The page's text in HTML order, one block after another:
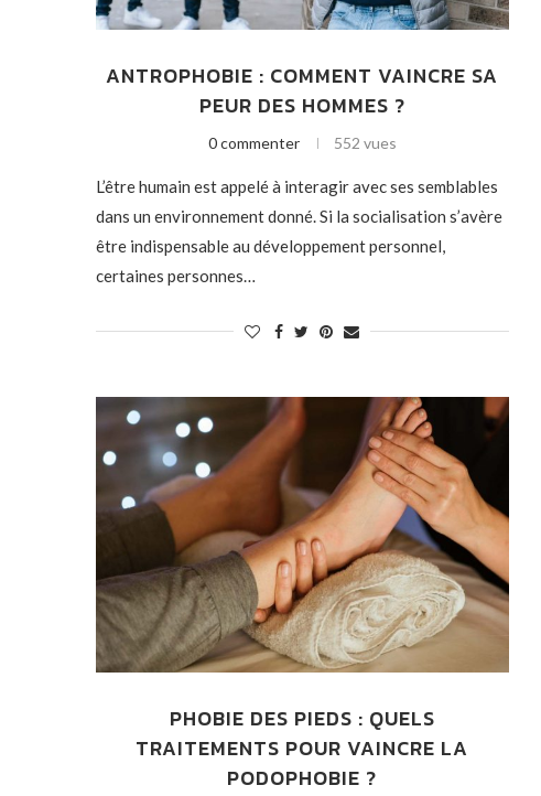
ANTROPHOBIE : COMMENT VAINCRE SA
PEUR DES HOMMES ?
0 commenter 552 vues
L’être humain est appelé à interagir avec ses semblables
dans un environnement donné. Si la socialisation s’avère
être indispensable au développement personnel,
certaines personnes…
PHOBIE DES PIEDS : QUELS
TRAITEMENTS POUR VAINCRE LA
PODOPHOBIE ?